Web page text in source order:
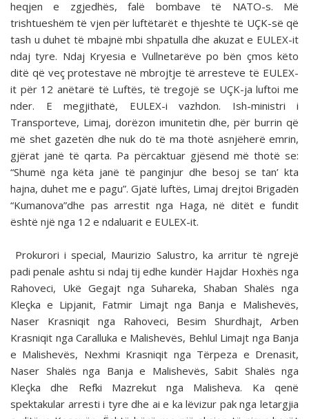
heqjen e zgjedhës, falë bombave të NATO-s. Më
trishtueshëm të vjen për luftëtarët e thjeshtë të UÇK-së që
tash u duhet të mbajnë mbi shpatulla dhe akuzat e EULEX-it
ndaj tyre. Ndaj Kryesia e Vullnetarëve po bën çmos këto
ditë që veç protestave në mbrojtje të arresteve të EULEX-
it për 12 anëtarë të Luftës, të tregojë se UÇK-ja luftoi me
nder. E megjithatë, EULEX-i vazhdon. Ish-ministri i
Transporteve, Limaj, dorëzon imunitetin dhe, për burrin që
më shet gazetën dhe nuk do të ma thotë asnjëherë emrin,
gjërat janë të qarta. Pa përcaktuar gjësend më thotë se:
“Shumë nga këta janë të panginjur dhe besoj se tan’ kta
hajna, duhet me e pagu”. Gjatë luftës, Limaj drejtoi Brigadën
“Kumanova”dhe pas arrestit nga Haga, në ditët e fundit
është një nga 12 e ndaluarit e EULEX-it.
Prokurori i special, Maurizio Salustro, ka arritur të ngrejë
padi penale ashtu si ndaj tij edhe kundër Hajdar Hoxhës nga
Rahoveci, Ukë Gegajt nga Suhareka, Shaban Shalës nga
Kleçka e Lipjanit, Fatmir Limajt nga Banja e Malishevës,
Naser Krasniqit nga Rahoveci, Besim Shurdhajt, Arben
Krasniqit nga Caralluka e Malishevës, Behlul Limajt nga Banja
e Malishevës, Nexhmi Krasniqit nga Tërpeza e Drenasit,
Naser Shalës nga Banja e Malishevës, Sabit Shalës nga
Kleçka dhe Refki Mazrekut nga Malisheva. Ka qenë
spektakular arresti i tyre dhe ai e ka lëvizur pak nga letargjia